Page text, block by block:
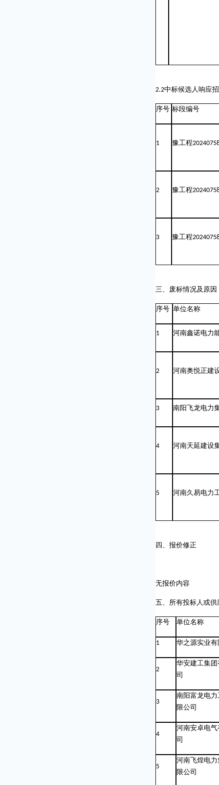
2.2中标候选人响应
序号 标段编号
1 豫工程
2 豫工程
3 豫工程
三、废标情况及原因
序号 单位名称
1 河南鑫诺电力
2 河南奥悦正建
3 南阳飞龙电力
4 河南天延建设
5 河南久易电力
四、报价修正
无报价内容
五、所有投标人或
序号 单位名称
1 华之源实业有
2
华安建工集团
司
3
南阳富龙电
限公司
4
河南安卓电气
司
5
河南飞煌电力
限公司